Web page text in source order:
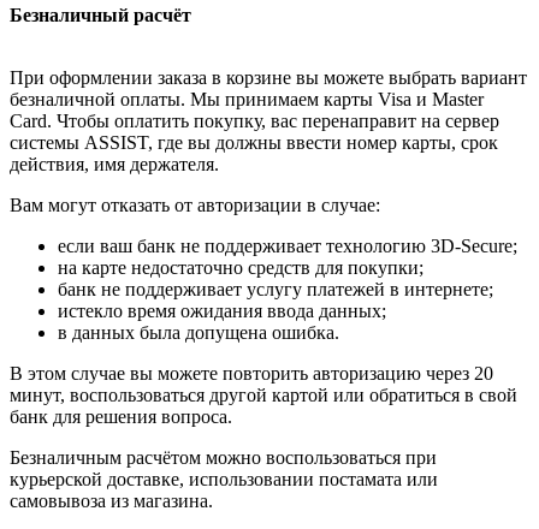
Безналичный расчёт
При оформлении заказа в корзине вы можете выбрать вариант
безналичной оплаты. Мы принимаем карты Visa и Master
Card. Чтобы оплатить покупку, вас перенаправит на сервер
системы ASSIST, где вы должны ввести номер карты, срок
действия, имя держателя.
Вам могут отказать от авторизации в случае:
если ваш банк не поддерживает технологию 3D-Secure;
на карте недостаточно средств для покупки;
банк не поддерживает услугу платежей в интернете;
истекло время ожидания ввода данных;
в данных была допущена ошибка.
В этом случае вы можете повторить авторизацию через 20
минут, воспользоваться другой картой или обратиться в свой
банк для решения вопроса.
Безналичным расчётом можно воспользоваться при
курьерской доставке, использовании постамата или
самовывоза из магазина.